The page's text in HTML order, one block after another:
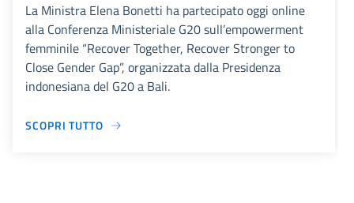
La Ministra Elena Bonetti ha partecipato oggi online
alla Conferenza Ministeriale G20 sull’empowerment
femminile “Recover Together, Recover Stronger to
Close Gender Gap”, organizzata dalla Presidenza
indonesiana del G20 a Bali.
SCOPRI TUTTO